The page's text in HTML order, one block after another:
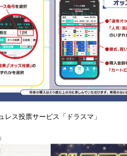
レス投票サービス「ドラスマ」